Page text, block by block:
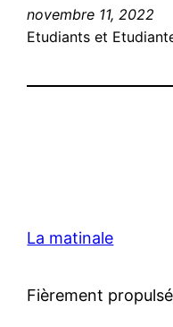
novembre 11, 2022
Etudiants et
La matinale
Fièrement